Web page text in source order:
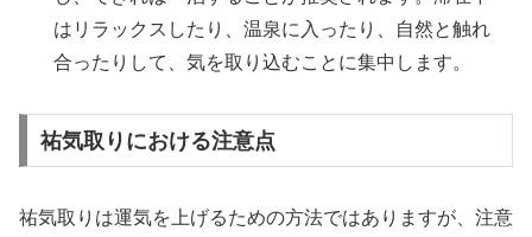
はリラックスしたり、温泉に入ったり、自然と触れ
合ったりして、気を取り込むことに集中します。
祐気取りにおける注意点
祐気取りは運気を上げるための方法ではありますが、注意